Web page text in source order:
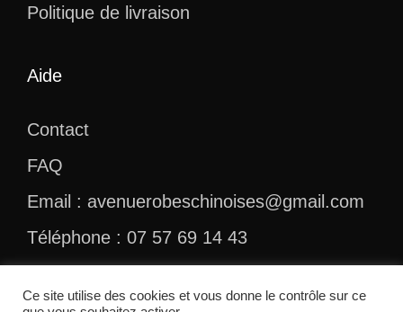
Politique de livraison
Aide
Contact
FAQ
Email : avenuerobeschinoises@gmail.com
Téléphone : 07 57 69 14 43
Ce site utilise des cookies et vous donne le contrôle sur ce